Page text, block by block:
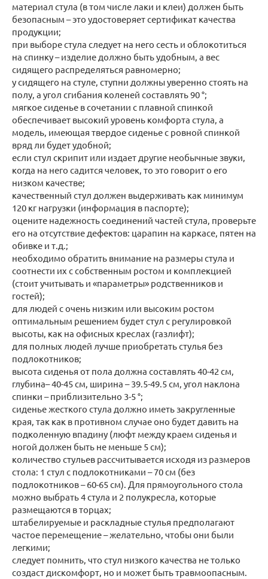
материал стула (в том числе лаки и клеи) должен быть
безопасным – это удостоверяет сертификат качества
продукции;
при выборе стула следует на него сесть и облокотиться
на спинку – изделие должно быть удобным, а вес
сидящего распределяться равномерно;
у сидящего на стуле, ступни должны уверенно стоять на
полу, а угол сгибания коленей составлять 90 °;
мягкое сиденье в сочетании с плавной спинкой
обеспечивает высокий уровень комфорта стула, а
модель, имеющая твердое сиденье с ровной спинкой
вряд ли будет удобной;
если стул скрипит или издает другие необычные звуки,
когда на него садится человек, то это говорит о его
низком качестве;
качественный стул должен выдерживать как минимум
120 кг нагрузки (информация в паспорте);
оцените надежность соединений частей стула, проверьте
его на отсутствие дефектов: царапин на каркасе, пятен на
обивке и т.д.;
необходимо обратить внимание на размеры стула и
соотнести их с собственным ростом и комплекцией
(стоит учитывать и «параметры» родственников и
гостей);
для людей с очень низким или высоким ростом
оптимальным решением будет стул с регулировкой
высоты, как на офисных креслах (газлифт);
для полных людей лучше приобретать стулья без
подлокотников;
высота сиденья от пола должна составлять 40-42 см,
глубина– 40-45 см, ширина – 39.5-49.5 см, угол наклона
спинки – приблизительно 3-5 °;
сиденье жесткого стула должно иметь закругленные
края, так как в противном случае оно будет давить на
подколенную впадину (люфт между краем сиденья и
ногой должен быть не меньше 5 см);
количество стульев рассчитывается исходя из размеров
стола: 1 стул с подлокотниками – 70 см (без
подлокотников – 60-65 см). Для прямоугольного стола
можно выбрать 4 стула и 2 полукресла, которые
размещаются в торцах;
штабелируемые и раскладные стулья предполагают
частое перемещение – желательно, чтобы они были
легкими;
следует помнить, что стул низкого качества не только
создаст дискомфорт, но и может быть травмоопасным.